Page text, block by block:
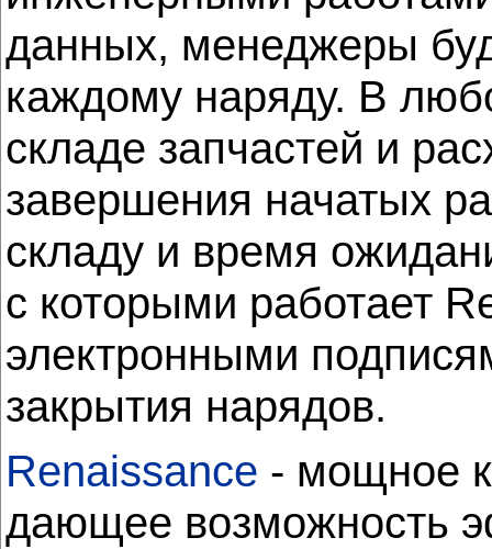
данных, менеджеры
каждому наряду. В
складе запчастей и
завершения начатых
складу и время
с которыми работает
электронными
закрытия нарядов.
Renaissance - мощное
дающее возможность